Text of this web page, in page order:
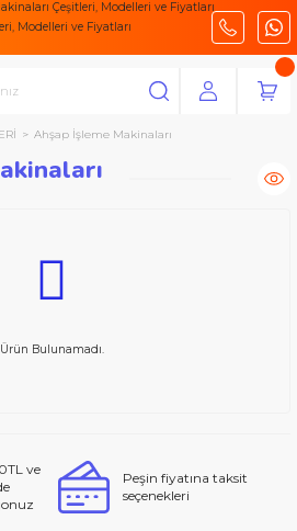
Ahşap İşleme Makinaları
Ürün Bulunamadı.
ve
Peşin fiyatına taksit
seçenekleri